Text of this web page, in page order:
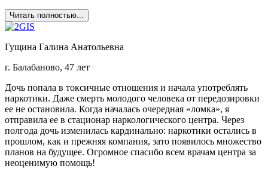
Читать полностью...
Гущина Галина Анатольевна
г. Балабаново, 47 лет
Дочь попала в токсичные отношения и начала употреблять
наркотики. Даже смерть молодого человека от передозировки
ее не остановила. Когда началась очередная «ломка», я
отправила ее в стационар наркологического центра. Через
полгода дочь изменилась кардинально: наркотики остались в
прошлом, как и прежняя компания, зато появилось множество
планов на будущее. Огромное спасибо всем врачам центра за
неоценимую помощь!